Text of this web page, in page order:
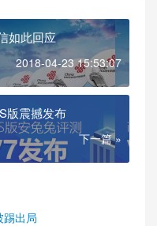
如此回应
2018-04-23 15:53:07
版震撼发布
下一篇 »
踢出局